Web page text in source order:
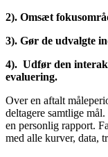
2). Omsæt
3). Gør de udvalgte
4). Udfør den
evaluering.
Over en aftalt
deltagere samtlige
en personlig rapport.
med alle kurver, data,